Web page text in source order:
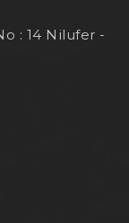
: 14 Nilufer -